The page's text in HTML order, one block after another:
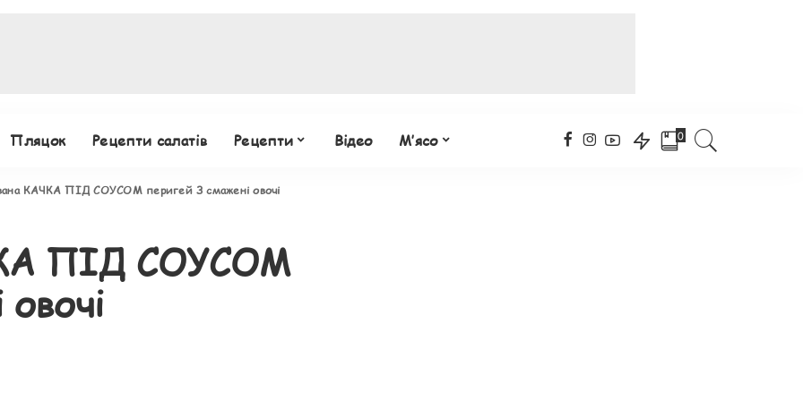
Пляцок Рецепти салатів Рецепти Відео М’ясо 0
КАЧКА ПІД СОУСОМ перигей З смажені овочі
ПІД СОУСОМ